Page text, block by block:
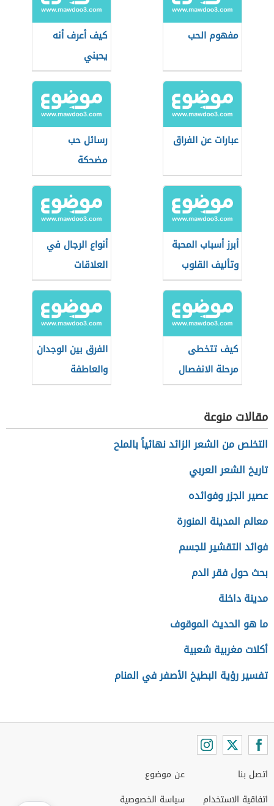
مفهوم الحب
كيف أعرف أنه
يحبني
عبارات عن الفراق
رسائل حب
مضحكة
أبرز أسباب المحبة
وتأليف القلوب
أنواع الرجال في
العلاقات
كيف تتخطى
مرحلة الانفصال
الفرق بين الوجدان
والعاطفة
مقالات منوعة
التخلص من الشعر الزائد نهائياً بالملح
تاريخ الشعر العربي
عصير الجزر وفوائده
معالم المدينة المنورة
فوائد التقشير للجسم
بحث حول فقر الدم
مدينة داخلة
ما هو الحديث الموقوف
أكلات مغربية شعبية
تفسير رؤية البطيخ الأصفر في المنام
اتصل بنا
اتفاقية الاستخدام
عن موضوع
سياسة الخصوصية